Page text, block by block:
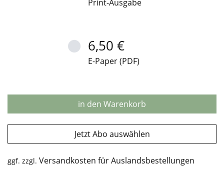
Print-Ausgabe
6,50 €
E-Paper (PDF)
in den Warenkorb
Jetzt Abo auswählen
ggf. zzgl. Versandkosten für Auslandsbestellungen